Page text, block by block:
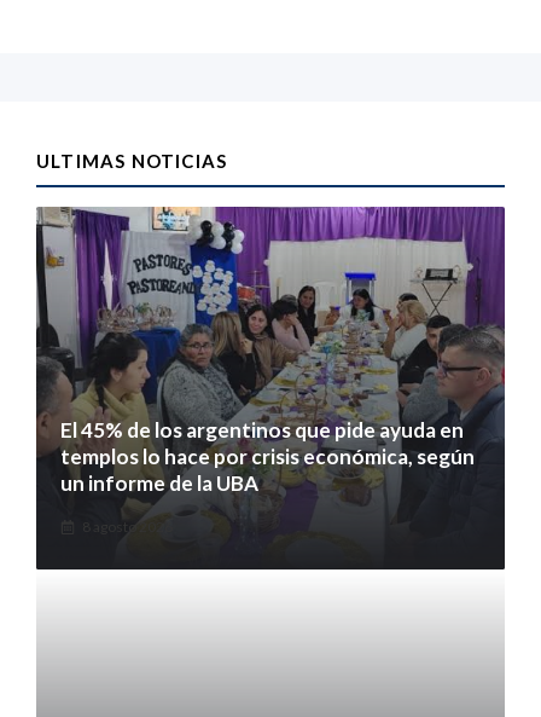
ULTIMAS NOTICIAS
El 45% de los argentinos que pide ayuda en
templos lo hace por crisis económica, según
un informe de la UBA
8 agosto 2026